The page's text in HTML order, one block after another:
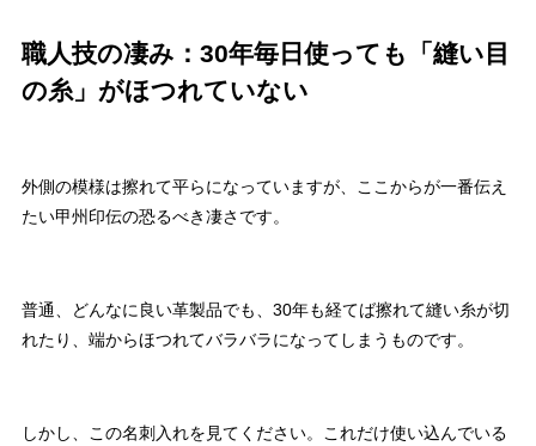
職人技の凄み：30年毎日使っても「縫い目
の糸」がほつれていない
外側の模様は擦れて平らになっていますが、ここからが一番伝え
たい甲州印伝の恐るべき凄さです。
普通、どんなに良い革製品でも、30年も経てば擦れて縫い糸が切
れたり、端からほつれてバラバラになってしまうものです。
しかし、この名刺入れを見てください。これだけ使い込んでいる